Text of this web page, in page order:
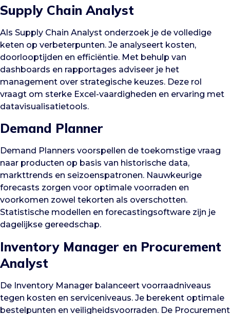
Supply Chain Analyst
Als Supply Chain Analyst onderzoek je de volledige
keten op verbeterpunten. Je analyseert kosten,
doorlooptijden en efficiëntie. Met behulp van
dashboards en rapportages adviseer je het
management over strategische keuzes. Deze rol
vraagt om sterke Excel-vaardigheden en ervaring met
datavisualisatietools.
Demand Planner
Demand Planners voorspellen de toekomstige vraag
naar producten op basis van historische data,
markttrends en seizoenspatronen. Nauwkeurige
forecasts zorgen voor optimale voorraden en
voorkomen zowel tekorten als overschotten.
Statistische modellen en forecastingsoftware zijn je
dagelijkse gereedschap.
Inventory Manager en Procurement
Analyst
De Inventory Manager balanceert voorraadniveaus
tegen kosten en serviceniveaus. Je berekent optimale
bestelpunten en veiligheidsvoorraden. De Procurement